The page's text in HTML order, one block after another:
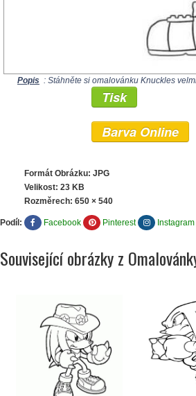
Popis : Stáhněte si omalovánku Knuckles
Tisk
Barva Online
Formát Obrázku: JPG
Velikost: 23 KB
Rozměrech: 650 × 540
Podíl: Facebook Pinterest Instagram
Související obrázky z